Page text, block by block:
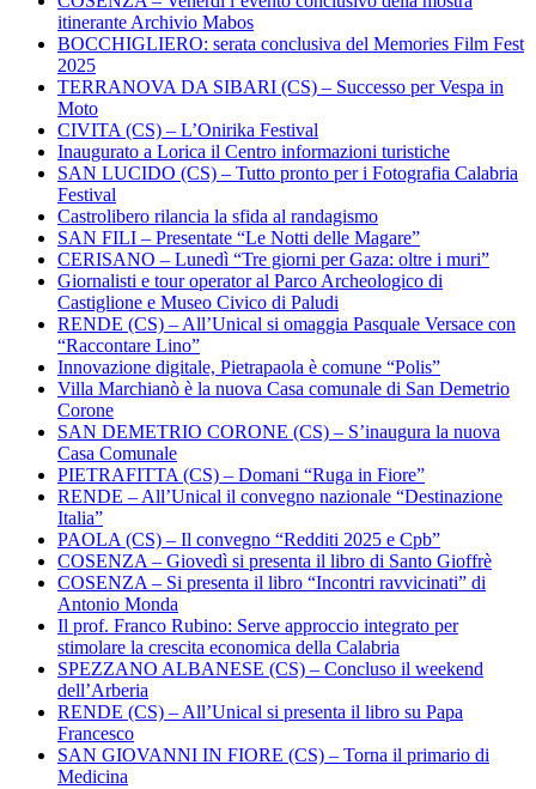
itinerante Archivio Mabos
BOCCHIGLIERO: serata conclusiva del Memories Film Fest
2025
TERRANOVA DA SIBARI (CS) – Successo per Vespa in
Moto
CIVITA (CS) – L’Onirika Festival
Inaugurato a Lorica il Centro informazioni turistiche
SAN LUCIDO (CS) – Tutto pronto per i Fotografia Calabria
Festival
Castrolibero rilancia la sfida al randagismo
SAN FILI – Presentate “Le Notti delle Magare”
CERISANO – Lunedì “Tre giorni per Gaza: oltre i muri”
Giornalisti e tour operator al Parco Archeologico di
Castiglione e Museo Civico di Paludi
RENDE (CS) – All’Unical si omaggia Pasquale Versace con
“Raccontare Lino”
Innovazione digitale, Pietrapaola è comune “Polis”
Villa Marchianò è la nuova Casa comunale di San Demetrio
Corone
SAN DEMETRIO CORONE (CS) – S’inaugura la nuova
Casa Comunale
PIETRAFITTA (CS) – Domani “Ruga in Fiore”
RENDE – All’Unical il convegno nazionale “Destinazione
Italia”
PAOLA (CS) – Il convegno “Redditi 2025 e Cpb”
COSENZA – Giovedì si presenta il libro di Santo Gioffrè
COSENZA – Si presenta il libro “Incontri ravvicinati” di
Antonio Monda
Il prof. Franco Rubino: Serve approccio integrato per
stimolare la crescita economica della Calabria
SPEZZANO ALBANESE (CS) – Concluso il weekend
dell’Arberia
RENDE (CS) – All’Unical si presenta il libro su Papa
Francesco
SAN GIOVANNI IN FIORE (CS) – Torna il primario di
Medicina